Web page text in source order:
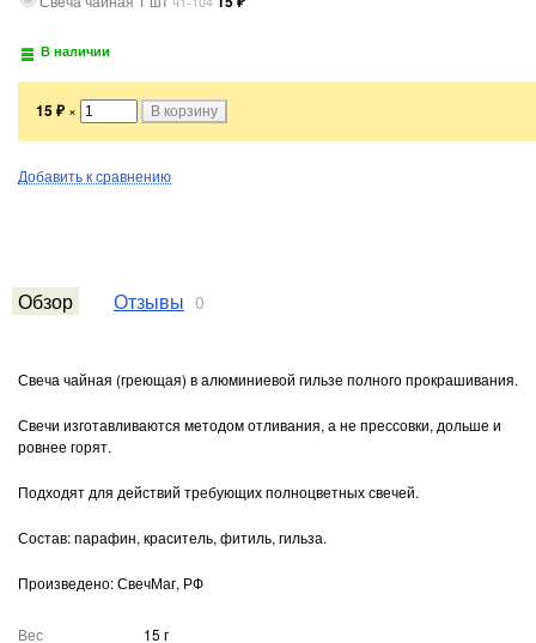
В наличии
15₽ ×
Добавить к сравнению
Обзор Отзывы 0
Свеча чайная (греющая) в алюминиевой гильзе полного прокрашивания.
Свечи изготавливаются методом отливания, а не прессовки, дольше и
ровнее горят.
Подходят для действий требующих полноцветных свечей.
Состав: парафин, краситель, фитиль, гильза.
Произведено: СвечМаг, РФ
Вес 15 г